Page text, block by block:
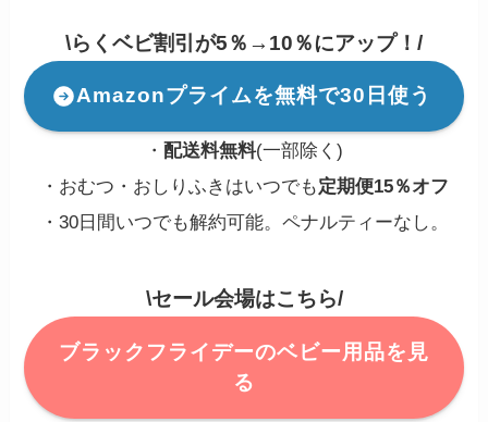
\らくベビ割引が5％→10％にアップ！/
Amazonプライムを無料で30日使う
・ 配送料無料(一部除く)
・おむつ・おしりふきはいつでも定期便15％オフ
・30日間いつでも解約可能。ペナルティーなし。
\セール会場はこちら/
ブラックフライデーのベビー用品を見
る